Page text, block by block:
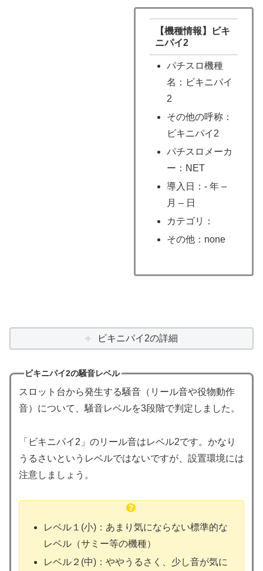
【機種情報】ビキ
ニパイ2
パチスロ機種
名：ビキニパイ
2
その他の呼称：
ビキニパイ2
パチスロメーカ
ー：NET
導入日：- 年 –
月 – 日
カテゴリ：
その他：none
ビキニパイ2の詳細
ビキニパイ2の騒音レベル
スロット台から発生する騒音（リール音や役物動作
音）について、騒音レベルを3段階で判定しました。
「ビキニパイ2」のリール音はレベル2です。かなり
うるさいというレベルではないですが、設置環境には
注意しましょう。
レベル１(小)：あまり気にならない標準的な
レベル（サミー等の機種）
レベル２(中)：ややうるさく、少し音が気に